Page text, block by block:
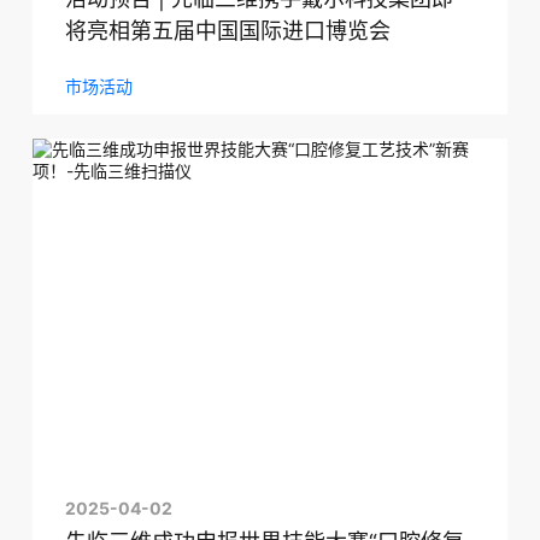
将亮相第五届中国国际进口博览会
市场活动
2025-04-02